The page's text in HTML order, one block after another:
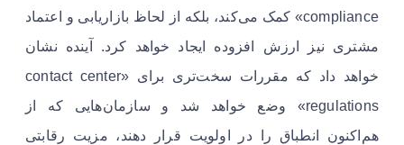
compliance» کمک می‌کند، بلکه از لحاظ بازاریابی و اعتماد
مشتری نیز ارزش افزوده ایجاد خواهد کرد. آینده نشان
خواهد داد که مقررات سخت‌تری برای «contact center
regulations» وضع خواهد شد و سازمان‌هایی که از
هم‌اکنون انطباق را در اولویت قرار دهند، مزیت رقابتی